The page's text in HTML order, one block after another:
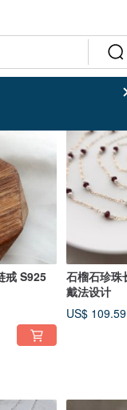
戒 S925
石榴石珍
戴法设计
US$ 109.59